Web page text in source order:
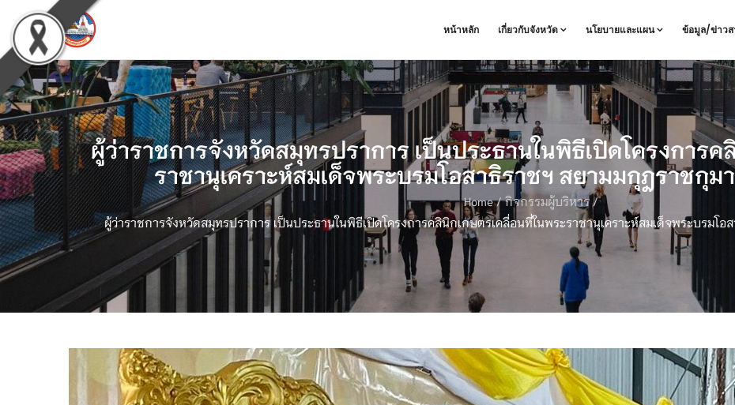
หน้าหลัก เกี่ยวกับจังหวัด นโยบายและแผน ข้อมูล/ข่าวส
ผู้ว่าราชการจังหวัดสมุทรปราการ เป็นประธานในพิธีเปิดโครงการค
ราชานุเคราะห์สมเด็จพระบรมโอสาธิราชฯ สยามมกุฎราชกุ
Home/ กิจกรรมผู้บริหาร/
ผู้ว่าราชการจังหวัดสมุทรปราการ เป็นประธานในพิธีเปิดโครงการคลินิกเกษตรเคลื่อนที่ในพระราชานุเคราะห์สมเด็จพระบรมโ